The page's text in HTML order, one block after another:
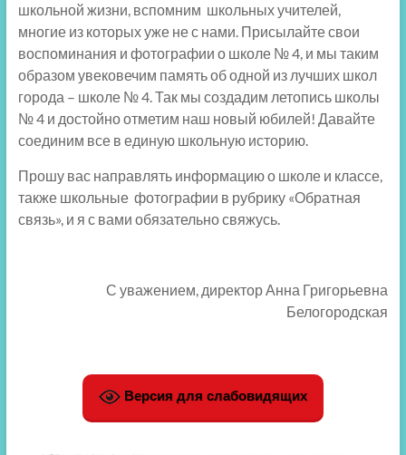
школьной жизни, вспомним школьных учителей,
многие из которых уже не с нами. Присылайте свои
воспоминания и фотографии о школе № 4, и мы таким
образом увековечим память об одной из лучших школ
города – школе № 4. Так мы создадим летопись школы
№ 4 и достойно отметим наш новый юбилей! Давайте
соединим все в единую школьную историю.
Прошу вас направлять информацию о школе и классе,
также школьные фотографии в рубрику «Обратная
связь», и я с вами обязательно свяжусь.
С уважением, директор Анна Григорьевна
Белогородская
Версия для слабовидящих